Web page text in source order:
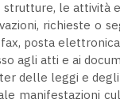
le attività
richieste o
posta
agli atti e ai
delle leggi e
manifestazioni